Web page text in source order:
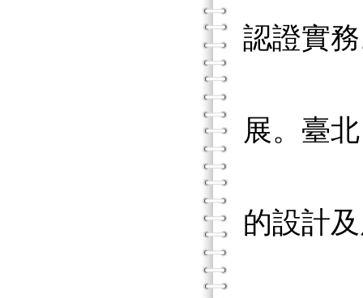
認證實
展。臺
的設計